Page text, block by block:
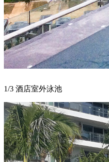
1/3 酒店室外泳池